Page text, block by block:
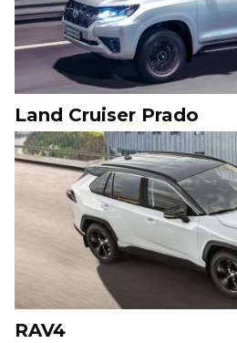
Land Cruiser Prado
RAV4